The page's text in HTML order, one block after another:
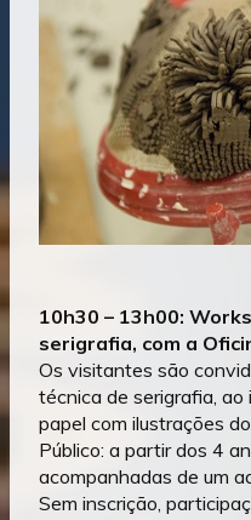
10h30 – 13h00:
serigrafia, com a
Os visitantes são
técnica de serigrafia, ao
papel com ilustrações
Público: a partir dos 4
acompanhadas de um
Sem inscrição,